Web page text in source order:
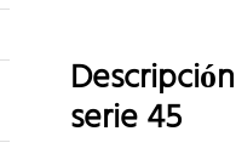
serie 45